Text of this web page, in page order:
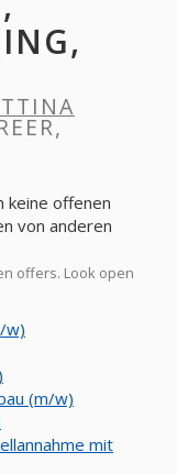
keine offenen
von anderen
offers. Look open
w)
(m/w)
mit